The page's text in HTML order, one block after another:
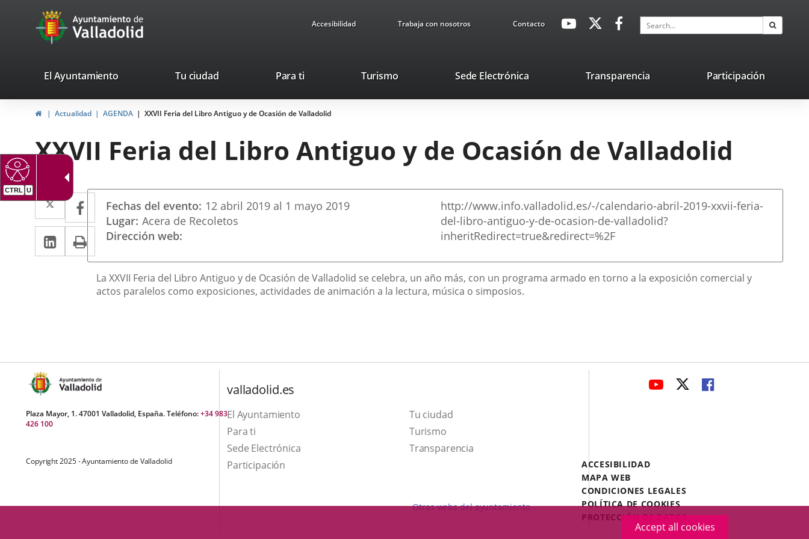
CTRL U
Accept all cookies
Portal
Web
Ayuntamiento
de
Accesibilidad Trabaja con nosotros ContactoavaHeaderSocial
Link
Link
application.
application.
Search
valladolid.es
El Ayuntamiento Tu ciudad Para ti TurismoThis
will
pop-
up
Sede ElectrónicaLink
external
Transparencia Participación
HomeActualidad AGENDA XXVII Feria del Libro Antiguo y de Ocasión de Valladolid
XXVII Feria del Libro Antiguo y de Ocasión de Valladolid
Twitter
Enlace
a
una
aplicación
externa.
Facebook
Enlace
a
una
aplicación
externa.
Linkedin
Enlace
a
aplicación
Print
del
evento
Fechas del evento 12 abril 2019 al 1 mayo 2019
Lugar Acera de Recoletos
Dirección web
http://www.info.valladolid.es/-/calendario-abril-2019-xxvii-feria-
del-libro-antiguo-y-de-ocasion-de-valladolid?
inheritRedirect=true&redirect=%2F
Descripción
La XXVII Feria del Libro Antiguo y de Ocasión de Valladolid se celebra, un año más, con un programa armado en torno a la exposición comercial y
actos paralelos como exposiciones, actividades de animación a la lectura, música o simposios.
Plaza Mayor, 1. 47001 Valladolid, España. Teléfono:+34 983
426 100
Copyright 2025 - Ayuntamiento de Valladolid
valladolid.es
El Ayuntamiento
Tu ciudad
Para ti
TurismoThis
link
Sede ElectrónicaLink
Transparencia
Participación
Otras webs del ayuntamiento
LINK
LINKLINK
Menú
Legal
Footer
ACCESIBILIDAD
MAPA WEB
CONDICIONES LEGALES
POLÍTICA DE COOKIES
PROTECCIÓN DE DATOS